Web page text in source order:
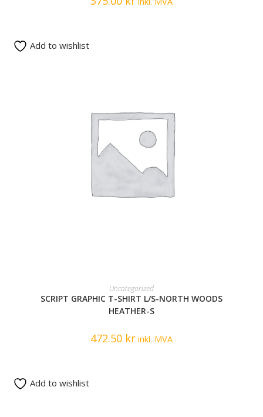
READ MORE
Uncategorized
SCRIPT GRAPHIC T-SHIRT L/S-NORTH WOODS
HEATHER-S
472.50 kr inkl. MVA
Add to wishlist
Add to wishlist